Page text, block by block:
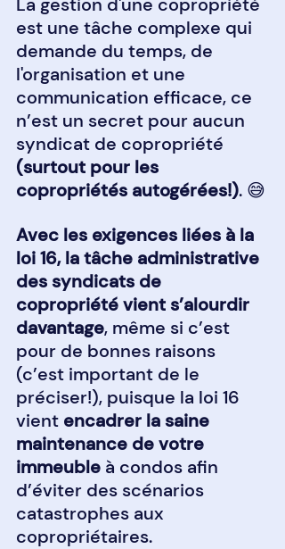
est une tâche complexe qui
demande du temps, de
l'organisation et une
communication efficace, ce
n’est un secret pour aucun
syndicat de copropriété
(surtout pour les
copropriétés autogérées!). 😅
Avec les exigences liées à la
loi 16, la tâche administrative
des syndicats de
copropriété vient s’alourdir
davantage, même si c’est
pour de bonnes raisons
(c’est important de le
préciser!), puisque la loi 16
vient encadrer la saine
maintenance de votre
immeuble à condos afin
d’éviter des scénarios
catastrophes aux
copropriétaires.